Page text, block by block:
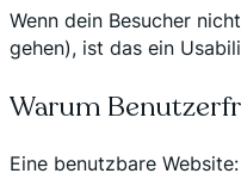
Wenn dein Besucher
gehen), ist das ein
Warum
Eine benutzbare Website: